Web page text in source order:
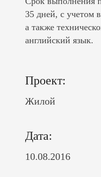
35 дней, с учетом
а также
английский язык.
Проект:
Жилой
Дата:
10.08.2016